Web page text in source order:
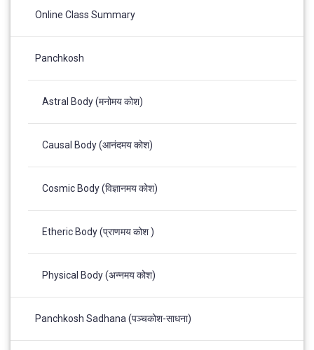
Online Class Summary
Panchkosh
Astral Body (मनोमय कोश)
Causal Body (आनंदमय कोश)
Cosmic Body (विज्ञानमय कोश)
Etheric Body (प्राणमय कोश )
Physical Body (अन्नमय कोश)
Panchkosh Sadhana (पञ्चकोश-साधना)